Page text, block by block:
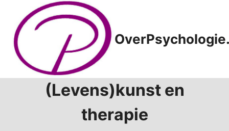
Doorgaan
inhoud
(Levens)kunst en
therapie